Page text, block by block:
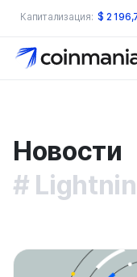
Капитализация: $ 2
Новости